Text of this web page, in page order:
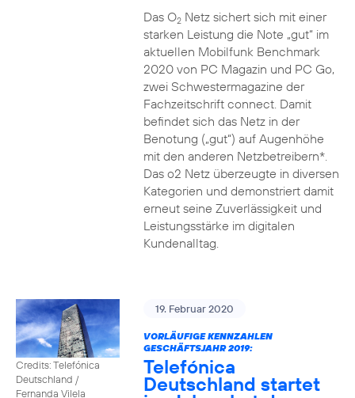
Das O2Netz sichert sich mit einer
starken Leistung die Note „gut“ im
aktuellen Mobilfunk Benchmark
2020 von PC Magazin und PC Go,
zwei Schwestermagazine der
Fachzeitschrift connect. Damit
befindet sich das Netz in der
Benotung („gut“) auf Augenhöhe
mit den anderen Netzbetreibern*.
Das o2 Netz überzeugte in diversen
Kategorien und demonstriert damit
erneut seine Zuverlässigkeit und
Leistungsstärke im digitalen
Kundenalltag.
Credits: Telefónica
Deutschland /
Fernanda Vilela
19. Februar 2020
VORLÄUFIGE KENNZAHLEN
GESCHÄFTSJAHR 2019:
Telefónica
Deutschland startet